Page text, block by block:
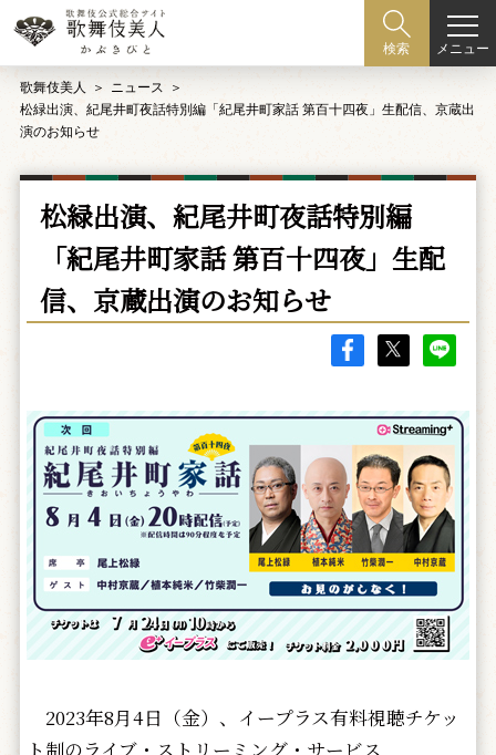
検索 メニュー
歌舞伎美人
ニュース
松緑出演、紀尾井町夜話特別編「紀尾井町家話 第百十四夜」生配信、京蔵出
演のお知らせ
松緑出演、紀尾井町夜話特別編
「紀尾井町家話 第百十四夜」生配
信、京蔵出演のお知らせ
2023年8月4日（金）、イープラス有料視聴チケッ